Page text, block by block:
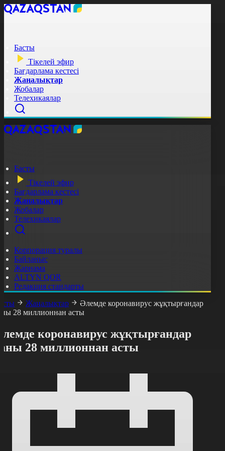
Басты
Тікелей эфир
Бағдарлама кестесі
Жаңалықтар
Жобалар
Телехикаялар
Басты
Тікелей эфир
Бағдарлама кестесі
Жаңалықтар
Жобалар
Телехикаялар
Корпорация туралы
Байланыс
Жарнама
ALTYN QOR
Редакция стандарты
Жаңалықтар
Әлемде коронавирус жұқтырғандар
28 миллионнан асты
коронавирус жұқтырғандар
28 миллионнан асты